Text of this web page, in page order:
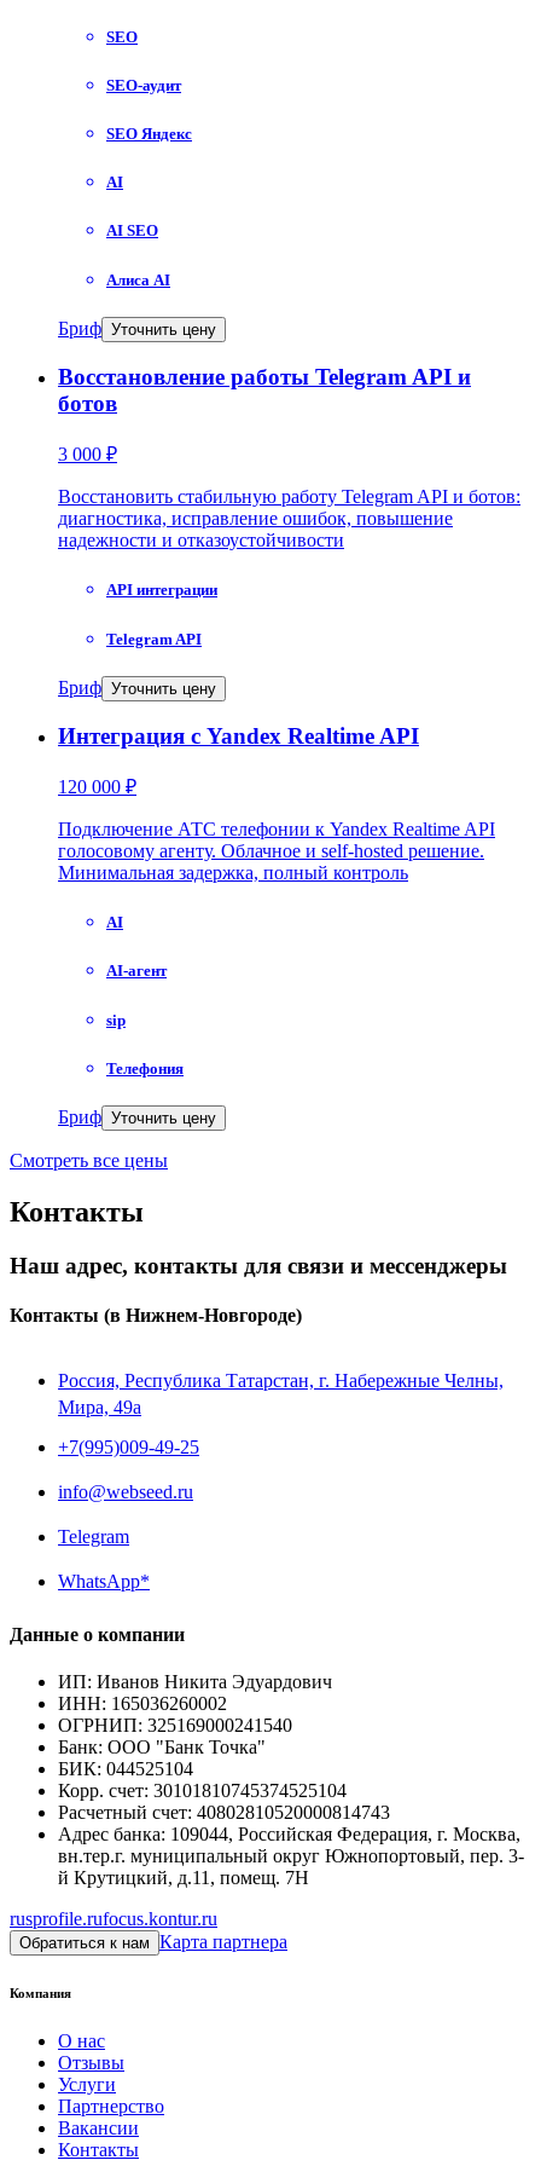
SEO
SEO-аудит
SEO Яндекс
AI
AI SEO
Алиса AI
Бриф Уточнить цену
Восстановление работы Telegram API и
ботов
3 000 ₽
Восстановить стабильную работу Telegram API и ботов:
диагностика, исправление ошибок, повышение
надежности и отказоустойчивости
API интеграции
Telegram API
Бриф Уточнить цену
Интеграция с Yandex Realtime API
120 000 ₽
Подключение АТС телефонии к Yandex Realtime API
голосовому агенту. Облачное и self-hosted решение.
Минимальная задержка, полный контроль
AI
AI-агент
sip
Телефония
Бриф Уточнить цену
Смотреть все цены
Контакты
Наш адрес, контакты для связи и мессенджеры
Контакты (в Нижнем-Новгороде)
Россия, Республика Татарстан, г. Набережные Челны,
Мира, 49a
+7(995)009-49-25
info@webseed.ru
Telegram
WhatsApp*
Данные о компании
ИП: Иванов Никита Эдуардович
ИНН: 165036260002
ОГРНИП: 325169000241540
Банк: ООО "Банк Точка"
БИК: 044525104
Корр. счет: 30101810745374525104
Расчетный счет: 40802810520000814743
Адрес банка: 109044, Российская Федерация, г. Москва,
вн.тер.г. муниципальный округ Южнопортовый, пер. 3-
й Крутицкий, д.11, помещ. 7Н
rusprofile.rufocus.kontur.ru
Обратиться к нам Карта партнера
Компания
О нас
Отзывы
Услуги
Партнерство
Вакансии
Контакты